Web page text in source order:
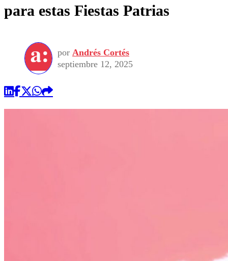
para estas Fiestas Patrias
por Andrés Cortés
septiembre 12, 2025